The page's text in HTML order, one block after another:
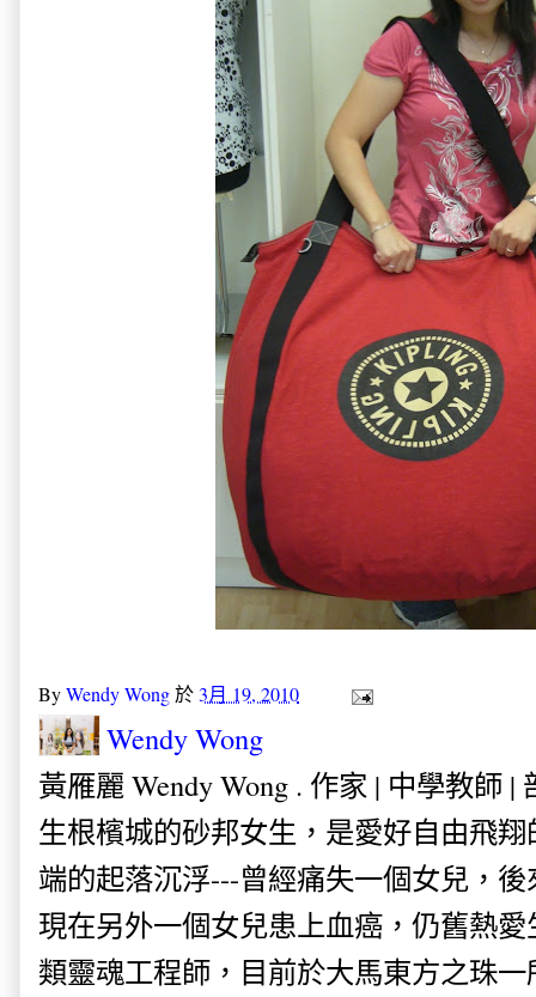
ByWendy Wong於3月 19, 2010
Wendy Wong
黃雁麗 Wendy Wong . 作家 | 中學教師 |
生根檳城的砂邦女生，是愛好自由飛
端的起落沉浮---曾經痛失一個女兒，
現在另外一個女兒患上血癌，仍舊熱
類靈魂工程師，目前於大馬東方之珠